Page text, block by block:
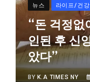
뉴스 라이프/건강
“돈 걱정없
인된 후 신
았다”
BY K.A TIMES NY